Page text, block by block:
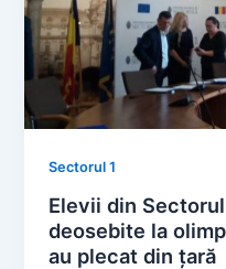
Sectorul 1
Elevii din
deosebite la
au plecat din țară